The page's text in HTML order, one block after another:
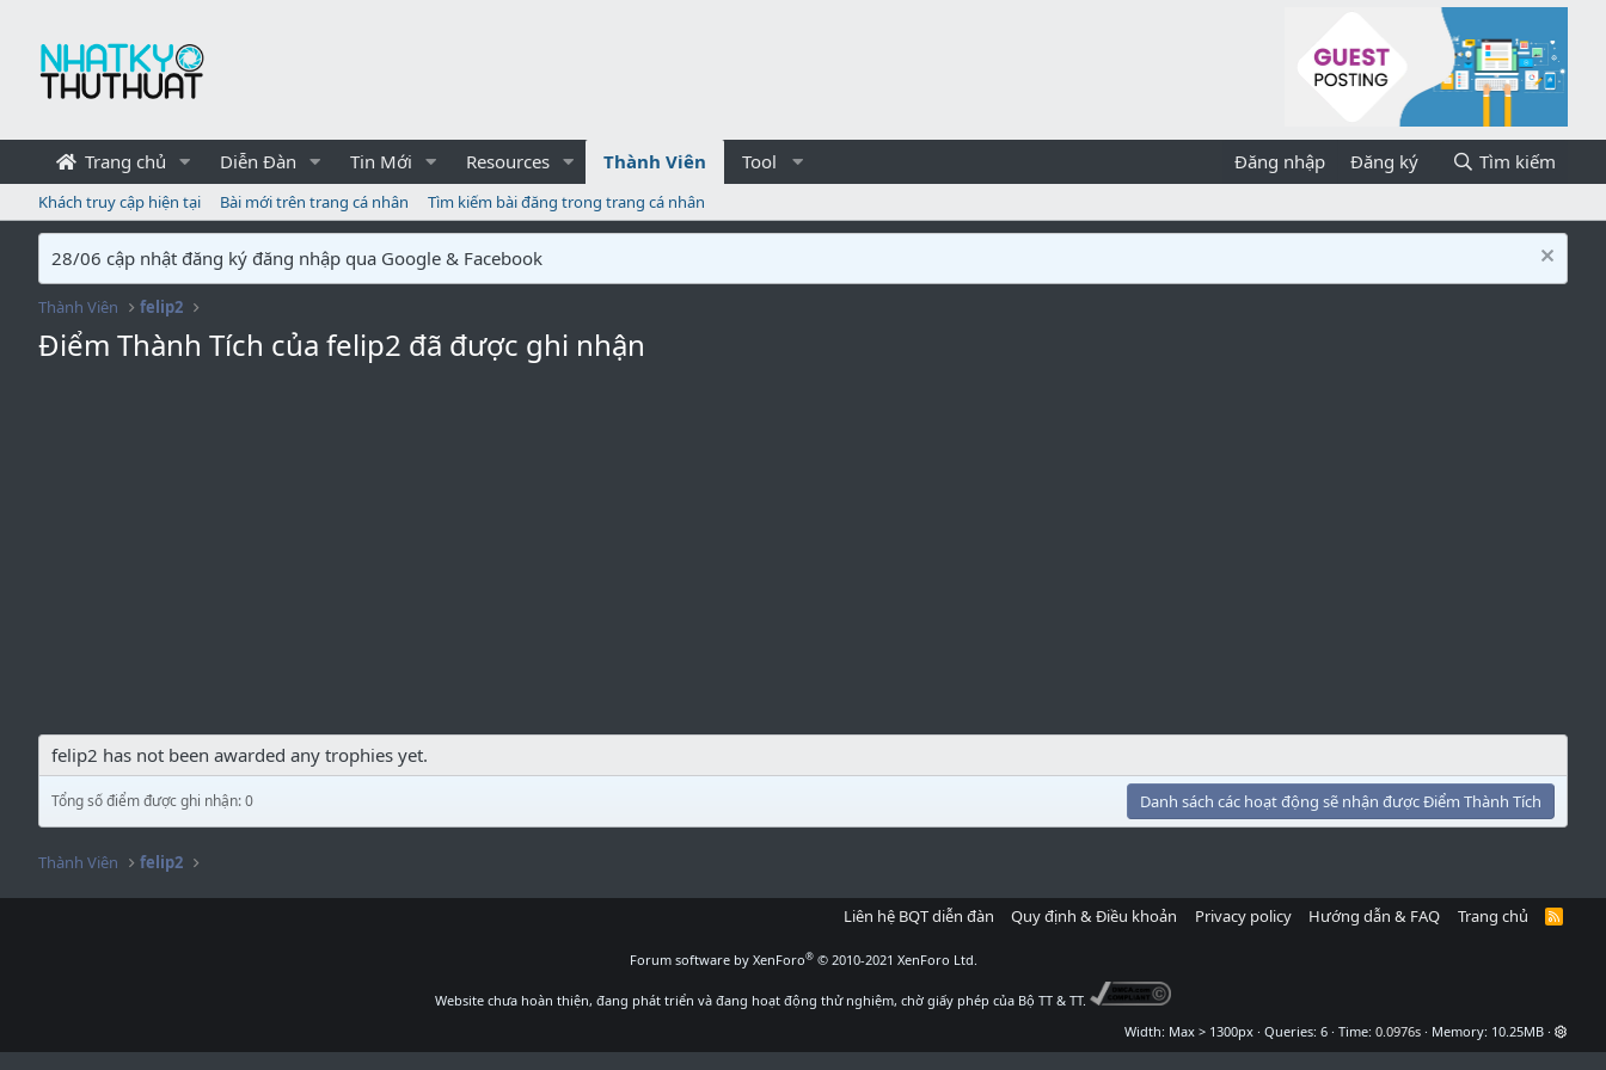
Trang chủ Diễn Đàn Tin Mới Resources Thành Viên Tool Đăng nhập Đăng ký Tìm kiếm
Khách truy cập hiện tại Bài mới trên trang cá nhân Tìm kiếm bài đăng trong trang cá nhân
28/06 cập nhật đăng ký đăng nhập qua Google & Facebook
Thành Viên felip2
Điểm Thành Tích của felip2 đã được ghi nhận
felip2 has not been awarded any trophies yet.
Tổng số điểm được ghi nhận: 0 Danh sách các hoạt động sẽ nhận được Điểm Thành Tích
Thành Viên felip2
Liên hệ BQT diễn đàn Quy định & Điều khoản Privacy policy Hướng dẫn & FAQ Trang chủ
R
Forum software by XenForo® © 2010-2021 XenForo Ltd.
Website chưa hoàn thiện, đang phát triển và đang hoạt động thử nghiệm, chờ giấy phép của Bộ TT & TT.
Width
Queries 6 Time 0.0976s Memory 10.25MB